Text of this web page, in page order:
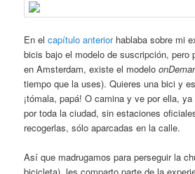
En elcapítulo anteriorhablaba sobre mi
bicis bajo el modelo de suscripción, pero
en Amsterdam, existe el modelo
tiempo que la uses). Quieres una bici y
¡tómala, papá! O camina y ve por ella,
por toda la ciudad, sin estaciones
recogerlas, sólo aparcadas en la calle.
Así que madrugamos para perseguir la